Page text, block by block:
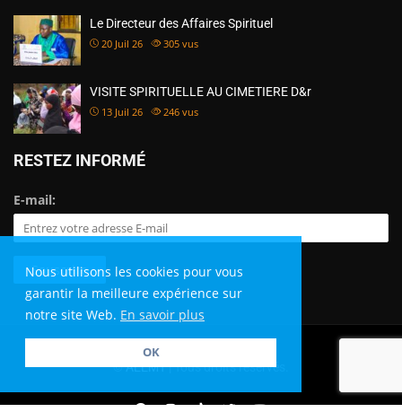
Nous utilisons les cookies pour vous
garantir la meilleure expérience sur
notre site Web. En savoir plus
OK
Le Directeur des Affaires Spirituel
20 Juil 26 305 vus
VISITE SPIRITUELLE AU CIMETIERE D&r
13 Juil 26 246 vus
RESTEZ INFORMÉ
E-mail:
©AEEMT| Tous droits réservés.